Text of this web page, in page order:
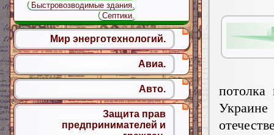
потолка
Быстровозводимые здания.
Септики.
Мир энерготехнологий.
Авиа.
Авто.
Защита прав
предпринимателей и